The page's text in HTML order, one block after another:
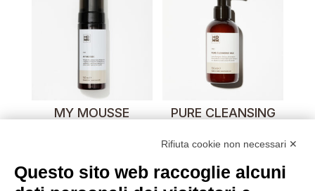
MY MOUSSE
PURE CLEANSING
Rifiuta cookie non necessari ✕
Questo sito web raccoglie alcuni